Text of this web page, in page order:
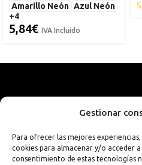
Gestionar
Para ofrecer las mejores
cookies para almacenar y/o acceder
consentimiento de estas tecnologías
Amarillo Neón Azul Neón
+4
5,84€ IVA Incluido